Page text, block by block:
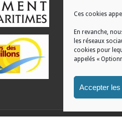
Ces cookies
En revanche,
les réseaux
cookies pour
appelés «
Accepter